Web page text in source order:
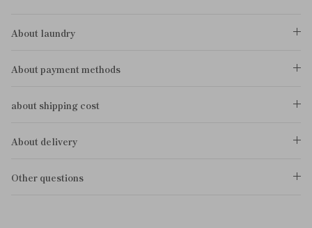
About laundry
About payment methods
about shipping cost
About delivery
Other questions